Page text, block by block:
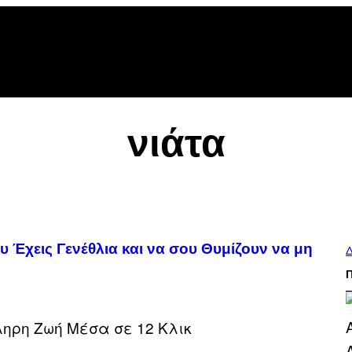
νιάτα
Γενέθλια και να σου Θυμίζουν να μη